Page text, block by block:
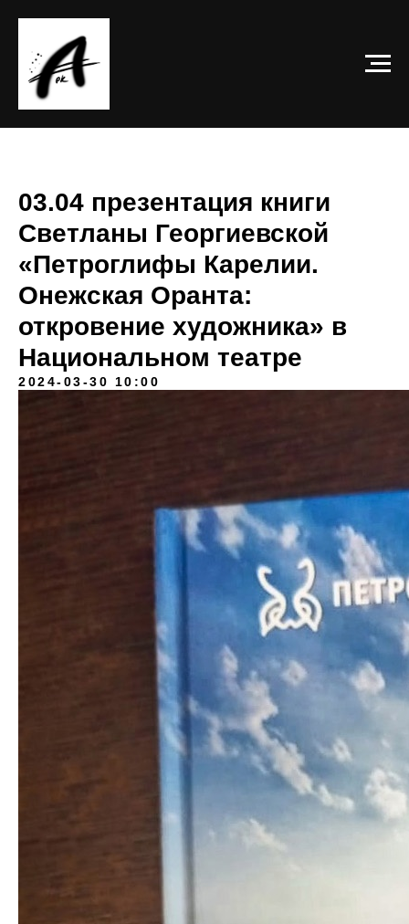
03.04 презентация книги
Светланы Георгиевской
«Петроглифы Карелии.
Онежская Оранта:
откровение художника» в
Национальном театре
2024-03-30 10:00